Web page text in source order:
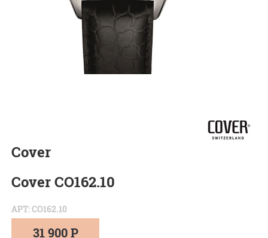
Cover
Cover CO162.10
АРТ: CO162.10
31 900 Р